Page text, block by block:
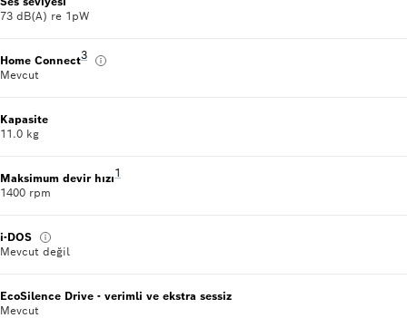
73 dB(A) re 1pW
Home ConnectDipnot 3: Yarını bugünden yaşamak için akıllı telefon ve
3
Mevcut
Kapasite
11.0 kg
Maksimum devir hızıDipnot 1: Belirtilen değerler en uygun tam sayı
1
1400 rpm
i-DOS
Mevcut değil
EcoSilence Drive - verimli ve ekstra sessiz
Mevcut